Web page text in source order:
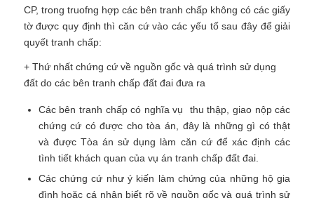
CP, trong truofng hợp các bên tranh chấp không có các giấy
tờ được quy định thì căn cứ vào các yếu tố sau đây để giải
quyết tranh chấp:
+ Thứ nhất chứng cứ về nguồn gốc và quá trình sử dụng
đất do các bên tranh chấp đất đai đưa ra
Các bên tranh chấp có nghĩa vụ thu thập, giao nộp các
chứng cứ có được cho tòa án, đây là những gì có thật
và được Tòa án sử dụng làm căn cứ để xác định các
tình tiết khách quan của vụ án tranh chấp đất đai.
Các chứng cứ như ý kiến làm chứng của những hộ gia
đình hoặc cá nhân biết rõ về nguồn gốc và quá trình sử